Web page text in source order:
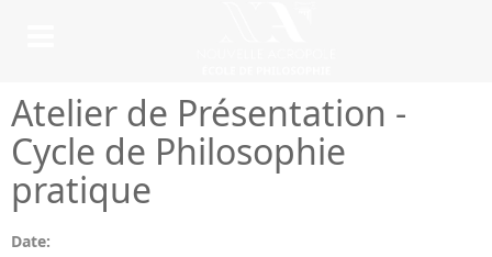
Atelier de Présentation -
Cycle de Philosophie
pratique
Date: